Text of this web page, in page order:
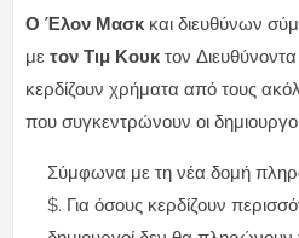
Ο Έλον Μασκ και διευθύνων
με τον Τιμ Κουκ τον
κερδίζουν χρήματα από τους
που συγκεντρώνουν οι
Σύμφωνα με τη νέα δομή
$. Για όσους κερδίζουν